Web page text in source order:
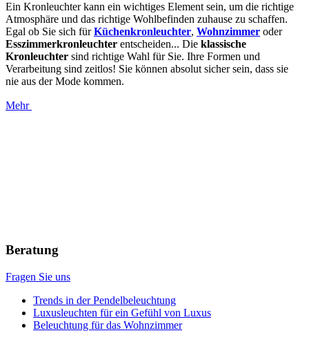
Ein Kronleuchter kann ein wichtiges Element sein, um die richtige
Atmosphäre und das richtige Wohlbefinden zuhause zu schaffen.
Egal ob Sie sich fürKüchenkronleuchter, Wohnzimmer oder
Esszimmerkronleuchter entscheiden... Die klassische
Kronleuchter sind richtige Wahl für Sie. Ihre Formen und
Verarbeitung sind zeitlos! Sie können absolut sicher sein, dass sie
nie aus der Mode kommen.
Mehr
Beratung
Fragen Sie uns
Trends in der Pendelbeleuchtung
Luxusleuchten für ein Gefühl von Luxus
Beleuchtung für das Wohnzimmer